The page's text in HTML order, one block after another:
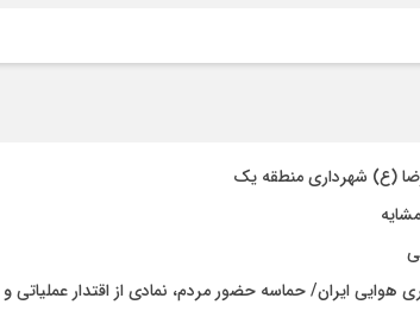
(ع) شهرداری منطقه یک
هوایی ایران/ حماسه حضور مردم، نمادی از اقتدار عملیاتی و